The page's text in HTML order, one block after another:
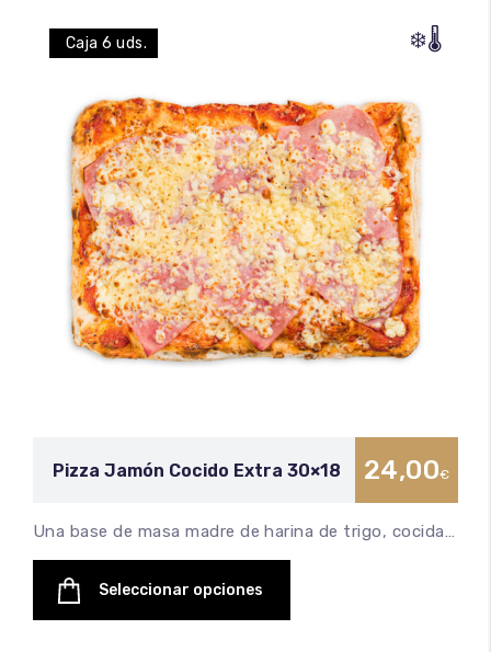
Caja 6 uds. ❄️🌡️
Pizza Jamón Cocido Extra 30×18 24,00€
Una base de masa madre de harina de trigo, cocida…
Seleccionar opciones